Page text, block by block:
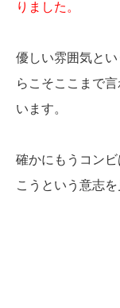
りました。
優しい雰囲気と
らこそここまで
います。
確かにもうコン
こうという意志